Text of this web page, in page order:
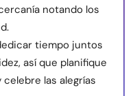
notando los
tiempo juntos
así que planifique
las alegrías